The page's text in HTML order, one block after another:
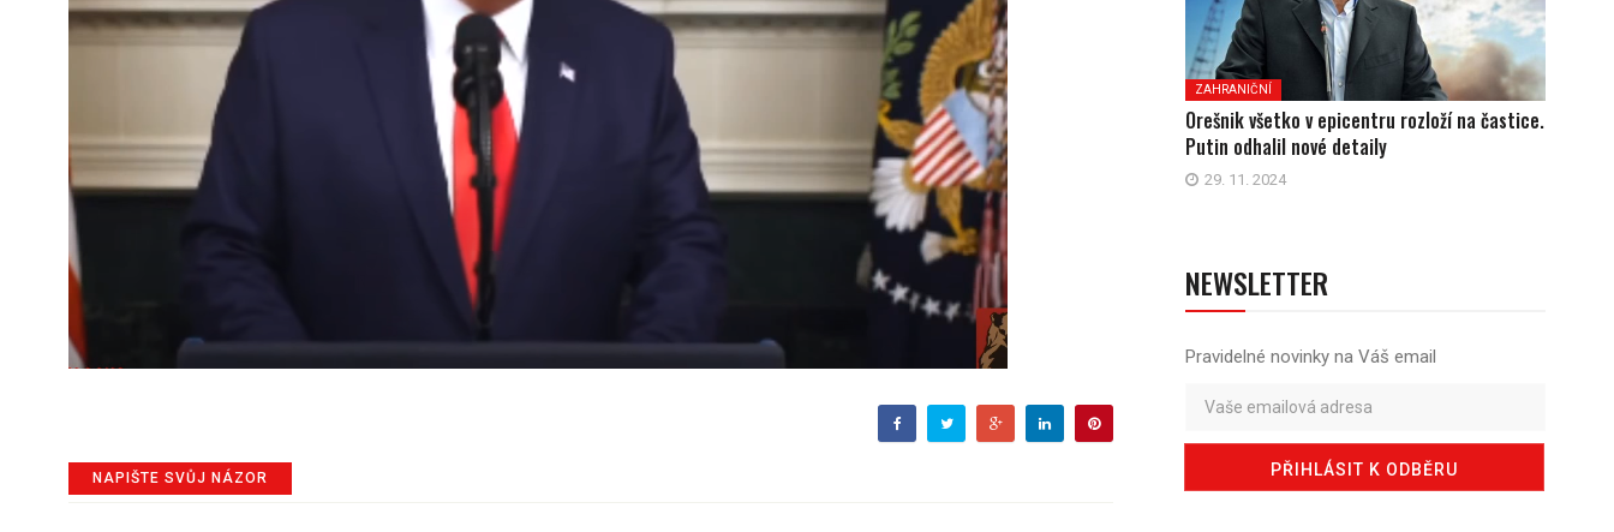
NAPIŠTE SVŮJ NÁZOR
ZAHRANIČNÍ
Orešnik všetko v epicentru rozloží na častice.
Putin odhalil nové detaily
29. 11. 2024
NEWSLETTER
Pravidelné novinky na Váš email